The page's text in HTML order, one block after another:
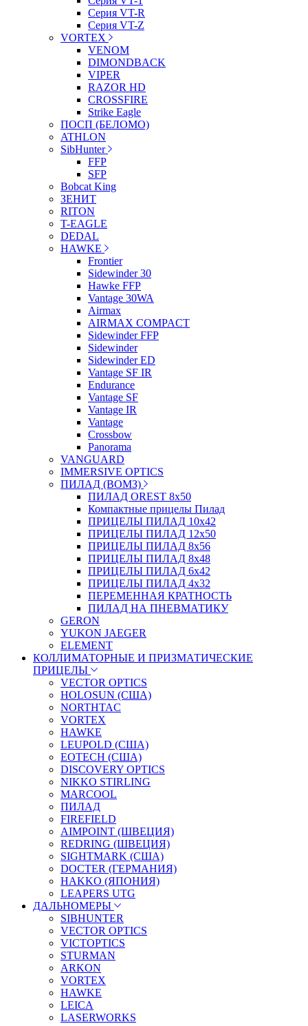
Серия VT-R
Серия VT-Z
VORTEX
VENOM
DIMONDBACK
VIPER
RAZOR HD
CROSSFIRE
Strike Eagle
ПОСП (БЕЛОМО)
ATHLON
SibHunter
FFP
SFP
Bobcat King
ЗЕНИТ
RITON
T-EAGLE
DEDAL
HAWKE
Frontier
Sidewinder 30
Hawke FFP
Vantage 30WA
Airmax
AIRMAX COMPACT
Sidewinder FFP
Sidewinder
Sidewinder ED
Vantage SF IR
Endurance
Vantage SF
Vantage IR
Vantage
Crossbow
Panorama
VANGUARD
IMMERSIVE OPTICS
ПИЛАД (ВОМЗ)
ПИЛАД OREST 8х50
Компактные прицелы Пилад
ПРИЦЕЛЫ ПИЛАД 10х42
ПРИЦЕЛЫ ПИЛАД 12х50
ПРИЦЕЛЫ ПИЛАД 8х56
ПРИЦЕЛЫ ПИЛАД 8х48
ПРИЦЕЛЫ ПИЛАД 6х42
ПРИЦЕЛЫ ПИЛАД 4х32
ПЕРЕМЕННАЯ КРАТНОСТЬ
ПИЛАД НА ПНЕВМАТИКУ
GERON
YUKON JAEGER
ELEMENT
КОЛЛИМАТОРНЫЕ И ПРИЗМАТИЧЕСКИЕ
ПРИЦЕЛЫ
VECTOR OPTICS
HOLOSUN (США)
NORTHTAC
VORTEX
HAWKE
LEUPOLD (США)
EOTECH (США)
DISCOVERY OPTICS
NIKKO STIRLING
MARCOOL
ПИЛАД
FIREFIELD
AIMPOINT (ШВЕЦИЯ)
REDRING (ШВЕЦИЯ)
SIGHTMARK (США)
DOCTER (ГЕРМАНИЯ)
HAKKO (ЯПОНИЯ)
LEAPERS UTG
ДАЛЬНОМЕРЫ
SIBHUNTER
VECTOR OPTICS
VICTOPTICS
STURMAN
ARKON
VORTEX
HAWKE
LEICA
LASERWORKS